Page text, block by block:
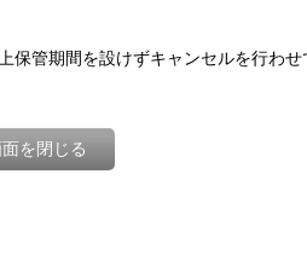
管期間を設けずキャンセルを行わせ
を閉じる